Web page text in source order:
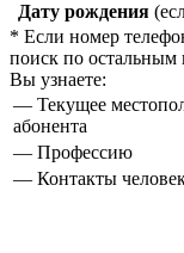
Дату рождения
* Если номер
поиск по
Вы узнаете:
— Текущее
абонента
— Профессию
— Контакты